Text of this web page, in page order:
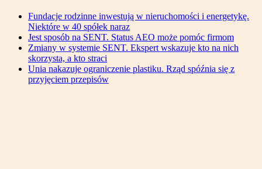
Fundacje rodzinne inwestują w nieruchomości i energetykę.
Niektóre w 40 spółek naraz
Jest sposób na SENT. Status AEO może pomóc firmom
Zmiany w systemie SENT. Ekspert wskazuje kto na nich
skorzysta, a kto straci
Unia nakazuje ograniczenie plastiku. Rząd spóźnia się z
przyjęciem przepisów